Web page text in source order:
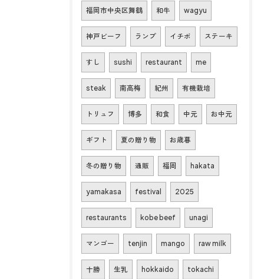
福岡市中央区舞鶴 和牛 wagyu
神戸ビーフ ランプ イチボ ステーキ
すし sushi restaurant me
steak 南高梅 紀州 有機栽培
トリュフ 博多 和食 中元 お中元
ギフト 夏の贈り物 お歳暮
冬の贈り物 通販 福岡 hakata
yamakasa festival 2025
restaurants kobe beef unagi
マンゴー tenjin mango raw milk
十勝 生乳 hokkaido tokachi